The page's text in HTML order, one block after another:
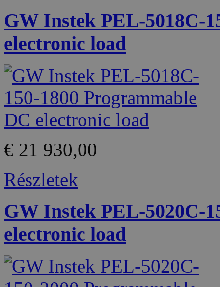
GW Instek PEL-5018C-
electronic load
€ 21 930,00
Részletek
GW Instek PEL-5020C-
electronic load